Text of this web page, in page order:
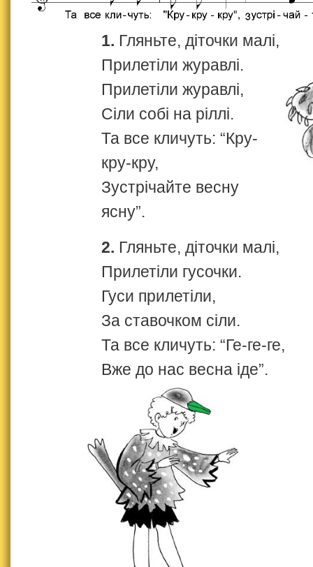
1. Гляньте, діточки малі,
Прилетіли журавлі.
Прилетіли журавлі,
Сіли собі на ріллі.
Та все кличуть: “Кру-
кру-кру,
Зустрічайте весну
ясну”.
2. Гляньте, діточки малі,
Прилетіли гусочки.
Гуси прилетіли,
За ставочком сіли.
Та все кличуть: “Ге-ге-ге,
Вже до нас весна іде”.